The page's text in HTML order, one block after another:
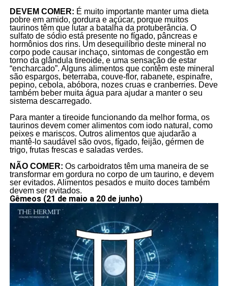
DEVEM COMER: É muito importante manter uma dieta
pobre em amido, gordura e açúcar, porque muitos
taurinos têm que lutar a batalha da protuberância. O
sulfato de sódio está presente no fígado, pâncreas e
hormônios dos rins. Um desequilíbrio deste mineral no
corpo pode causar inchaço, sintomas de congestão em
torno da glândula tireoide, e uma sensação de estar
“encharcado”. Alguns alimentos que contêm este mineral
são espargos, beterraba, couve-flor, rabanete, espinafre,
pepino, cebola, abóbora, nozes cruas e cranberries. Deve
também beber muita água para ajudar a manter o seu
sistema descarregado.
Para manter a tireoide funcionando da melhor forma, os
taurinos devem comer alimentos com iodo natural, como
peixes e mariscos. Outros alimentos que ajudarão a
mantê-lo saudável são ovos, fígado, feijão, gérmen de
trigo, frutas frescas e saladas verdes.
NÃO COMER: Os carboidratos têm uma maneira de se
transformar em gordura no corpo de um taurino, e devem
ser evitados. Alimentos pesados e muito doces também
devem ser evitados.
Gêmeos (21 de maio a 20 de junho)